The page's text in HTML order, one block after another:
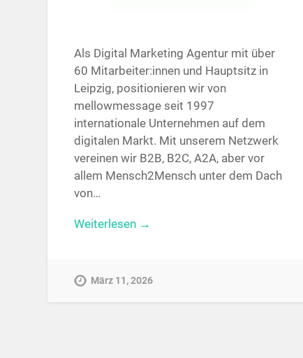
Als Digital Marketing Agentur mit über
60 Mitarbeiter:innen und Hauptsitz in
Leipzig, positionieren wir von
mellowmessage seit 1997
internationale Unternehmen auf dem
digitalen Markt. Mit unserem Netzwerk
vereinen wir B2B, B2C, A2A, aber vor
allem Mensch2Mensch unter dem Dach
von…
Weiterlesen →
März 11, 2026